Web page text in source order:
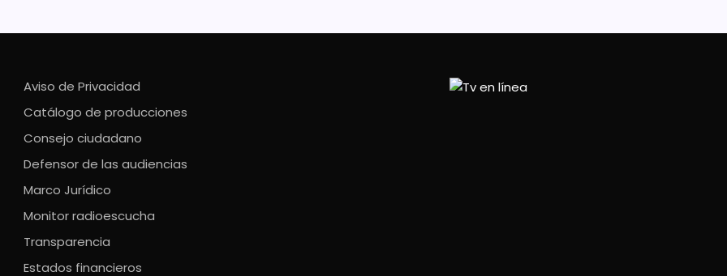
Aviso de Privacidad
Catálogo de producciones
Consejo ciudadano
Defensor de las audiencias
Marco Jurídico
Monitor radioescucha
Transparencia
Estados financieros